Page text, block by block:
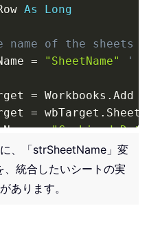
As Long
of the sheets
= "SheetName" '
= Workbooks . Add
= wbTarget . Sheets
Name = "Combined
、「strSheetName」変
統合したいシートの実
あります。